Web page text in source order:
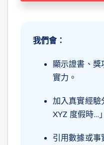
我們會：
顯示證書、獎
實力。
加入真實經驗
XYZ 度假時…
引用數據或